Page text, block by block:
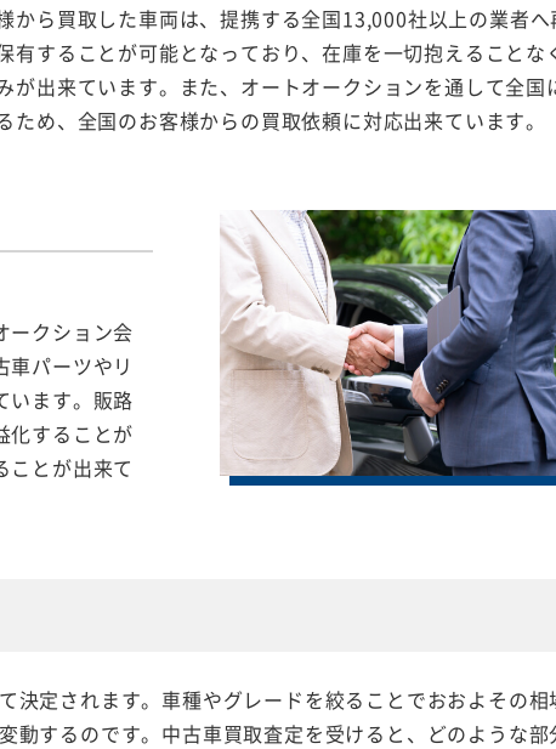
から買取した車両は、提携する全国13,000社以上の業者へ
有することが可能となっており、在庫を一切抱えることな
が出来ています。また、オートオークションを通して全国
ため、全国のお客様からの買取依頼に対応出来ています。
ークション会
パーツやリ
います。販路
化することが
ことが出来て
定されます。車種やグレードを絞ることでおおよその相
するのです。中古車買取査定を受けると、どのような部